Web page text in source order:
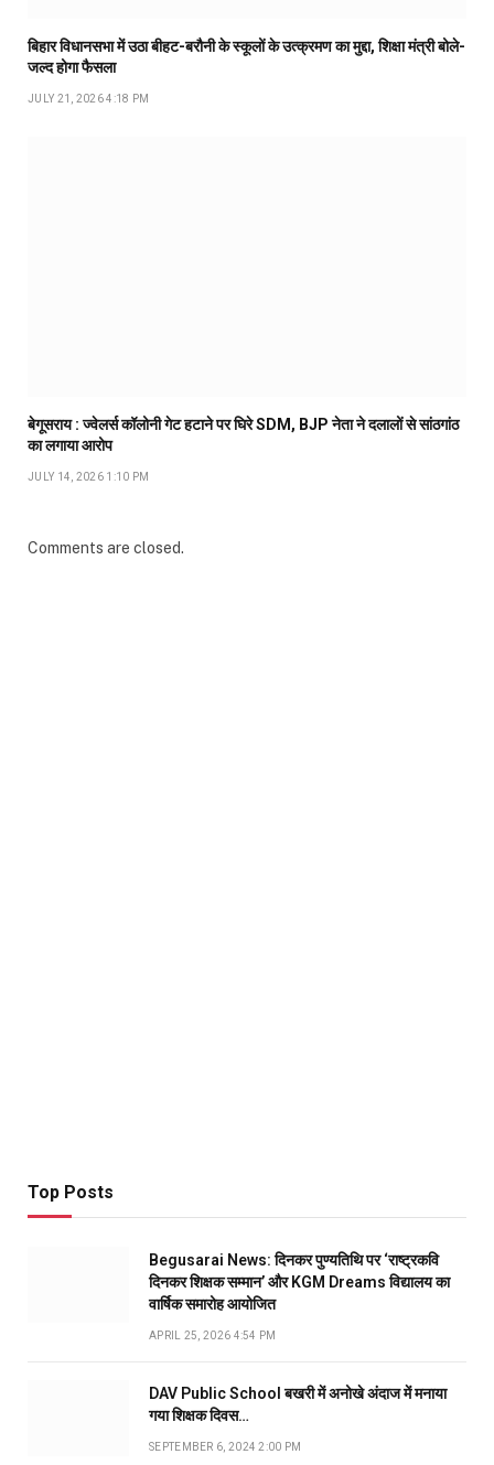
बिहार विधानसभा में उठा बीहट-बरौनी के स्कूलों के उत्क्रमण का मुद्दा, शिक्षा मंत्री बोले-
जल्द होगा फैसला
JULY 21, 2026 4:18 PM
बेगूसराय : ज्वेलर्स कॉलोनी गेट हटाने पर घिरे SDM, BJP नेता ने दलालों से सांठगांठ
का लगाया आरोप
JULY 14, 2026 1:10 PM
Comments are closed.
Top Posts
Begusarai News: दिनकर पुण्यतिथि पर ‘राष्ट्रकवि
दिनकर शिक्षक सम्मान’ और KGM Dreams विद्यालय का
वार्षिक समारोह आयोजित
APRIL 25, 2026 4:54 PM
DAV Public School बखरी में अनोखे अंदाज में मनाया
गया शिक्षक दिवस…
SEPTEMBER 6, 2024 2:00 PM